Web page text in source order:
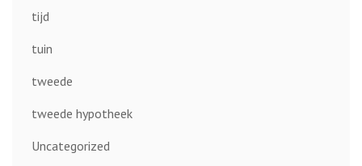
tijd
tuin
tweede
tweede hypotheek
Uncategorized